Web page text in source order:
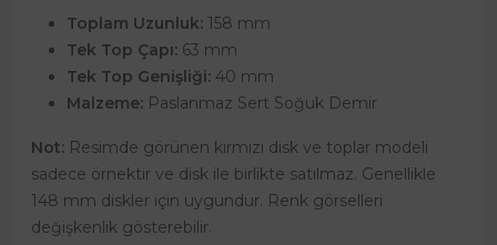
Toplam Uzunluk: 158 mm
Tek Top Çapı: 63 mm
Tek Top Genişliği: 40 mm
Malzeme: Paslanmaz Sert Soğuk Demir
Not: Resimde görünen kırmızı disk ve toplar modeli
sadece örnektir ve disk ile birlikte satılmaz. Genellikle
148 mm diskler için uygundur. Renk görselleri
değişkenlik gösterebilir.